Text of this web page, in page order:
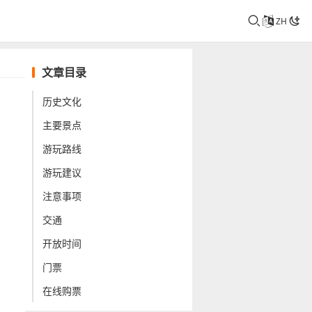
ZH
文章目录
历史文化
主要景点
游玩路线
游玩建议
注意事项
交通
开放时间
门票
在线购票